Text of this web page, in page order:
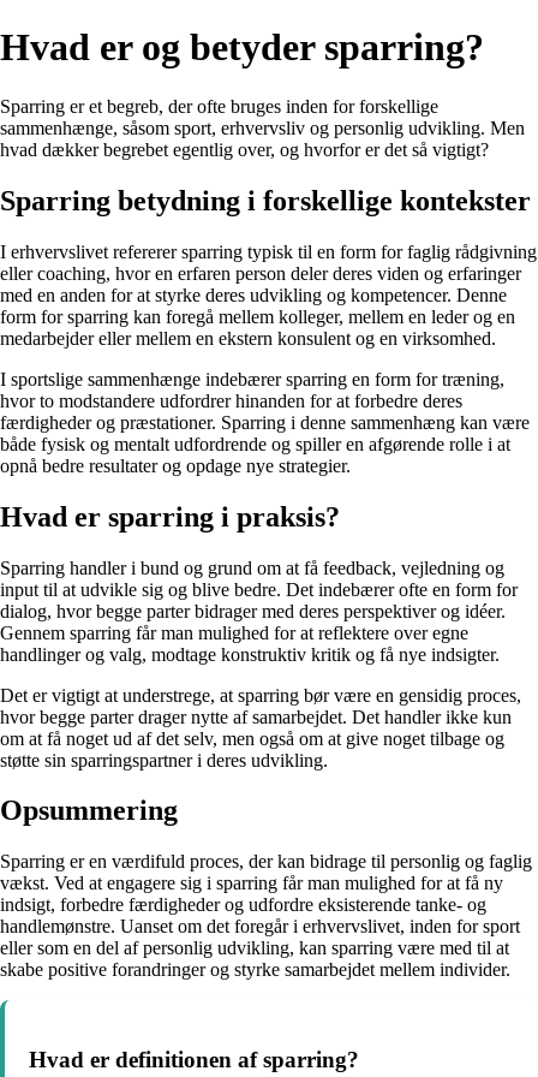
Hvad er og betyder sparring?
Sparring er et begreb, der ofte bruges inden for forskellige
sammenhænge, såsom sport, erhvervsliv og personlig udvikling. Men
hvad dækker begrebet egentlig over, og hvorfor er det så vigtigt?
Sparring betydning i forskellige kontekster
I erhvervslivet refererer sparring typisk til en form for faglig rådgivning
eller coaching, hvor en erfaren person deler deres viden og erfaringer
med en anden for at styrke deres udvikling og kompetencer. Denne
form for sparring kan foregå mellem kolleger, mellem en leder og en
medarbejder eller mellem en ekstern konsulent og en virksomhed.
I sportslige sammenhænge indebærer sparring en form for træning,
hvor to modstandere udfordrer hinanden for at forbedre deres
færdigheder og præstationer. Sparring i denne sammenhæng kan være
både fysisk og mentalt udfordrende og spiller en afgørende rolle i at
opnå bedre resultater og opdage nye strategier.
Hvad er sparring i praksis?
Sparring handler i bund og grund om at få feedback, vejledning og
input til at udvikle sig og blive bedre. Det indebærer ofte en form for
dialog, hvor begge parter bidrager med deres perspektiver og idéer.
Gennem sparring får man mulighed for at reflektere over egne
handlinger og valg, modtage konstruktiv kritik og få nye indsigter.
Det er vigtigt at understrege, at sparring bør være en gensidig proces,
hvor begge parter drager nytte af samarbejdet. Det handler ikke kun
om at få noget ud af det selv, men også om at give noget tilbage og
støtte sin sparringspartner i deres udvikling.
Opsummering
Sparring er en værdifuld proces, der kan bidrage til personlig og faglig
vækst. Ved at engagere sig i sparring får man mulighed for at få ny
indsigt, forbedre færdigheder og udfordre eksisterende tanke- og
handlemønstre. Uanset om det foregår i erhvervslivet, inden for sport
eller som en del af personlig udvikling, kan sparring være med til at
skabe positive forandringer og styrke samarbejdet mellem individer.
Hvad er definitionen af sparring?